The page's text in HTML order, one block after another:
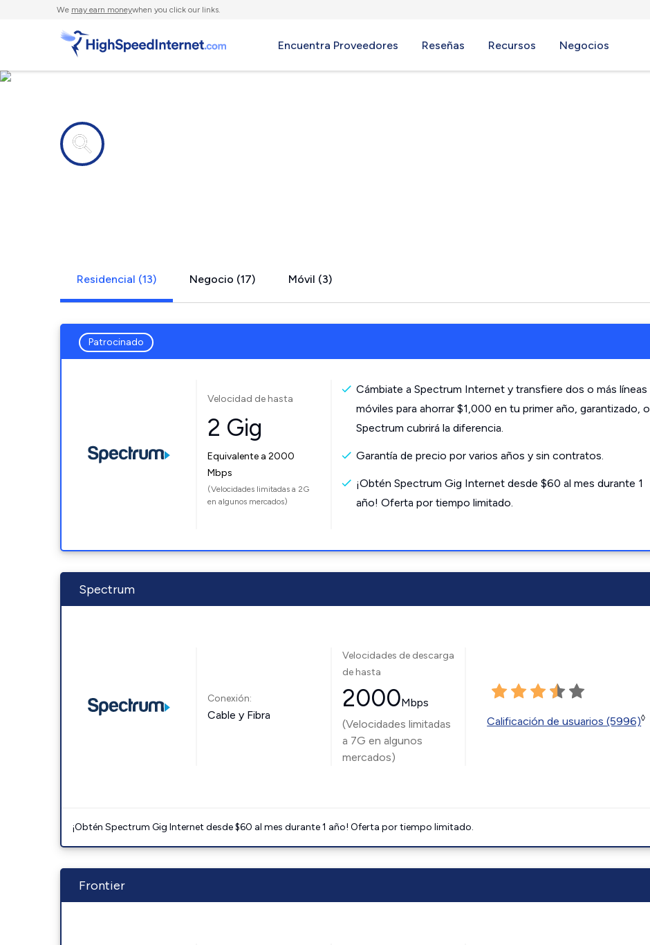
We may earn moneywhen you click our links.
Encuentra Proveedores Reseñas Recursos Negocios
Residencial (13) Negocio (17) Móvil (3)
Patrocinado
Velocidad de hasta
2 Gig
Equivalente a 2000
Mbps
(Velocidades limitadas a 2G
en algunos mercados)
Cámbiate a Spectrum Internet y transfiere dos o más líneas
móviles para ahorrar $1,000 en tu primer año, garantizado, o
Spectrum cubrirá la diferencia.
Garantía de precio por varios años y sin contratos.
¡Obtén Spectrum Gig Internet desde $60 al mes durante 1
año! Oferta por tiempo limitado.
Spectrum
Conexión:
Cable y Fibra
Velocidades de descarga
de hasta
2000Mbps
(Velocidades limitadas
a 7G en algunos
mercados)
Calificación de usuarios (5996)◊
¡Obtén Spectrum Gig Internet desde $60 al mes durante 1 año! Oferta por tiempo limitado.
Frontier